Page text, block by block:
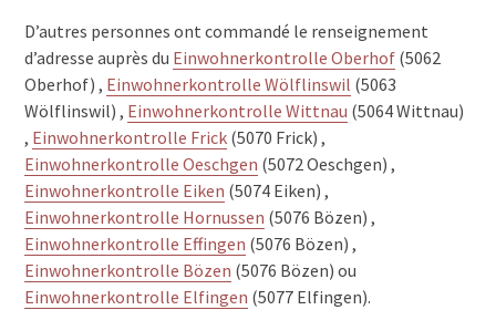
D’autres personnes ont commandé le renseignement
d’adresse auprès du Einwohnerkontrolle Oberhof (5062
Oberhof) , Einwohnerkontrolle Wölflinswil (5063
Wölflinswil) , Einwohnerkontrolle Wittnau (5064 Wittnau)
, Einwohnerkontrolle Frick (5070 Frick) ,
Einwohnerkontrolle Oeschgen (5072 Oeschgen) ,
Einwohnerkontrolle Eiken (5074 Eiken) ,
Einwohnerkontrolle Hornussen (5076 Bözen) ,
Einwohnerkontrolle Effingen (5076 Bözen) ,
Einwohnerkontrolle Bözen (5076 Bözen) ou
Einwohnerkontrolle Elfingen (5077 Elfingen).